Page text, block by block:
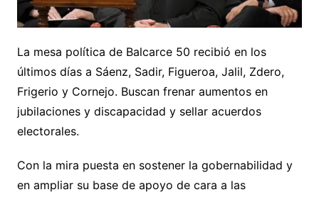
La mesa política de Balcarce 50 recibió en los
últimos días a Sáenz, Sadir, Figueroa, Jalil, Zdero,
Frigerio y Cornejo. Buscan frenar aumentos en
jubilaciones y discapacidad y sellar acuerdos
electorales.
Con la mira puesta en sostener la gobernabilidad y
en ampliar su base de apoyo de cara a las